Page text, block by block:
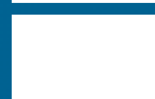
인천축제 일정